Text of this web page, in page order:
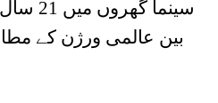
سینما
بین عالمی ورژن کے